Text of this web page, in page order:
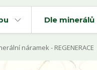
Dle minerálů
náramek - REGENERACE